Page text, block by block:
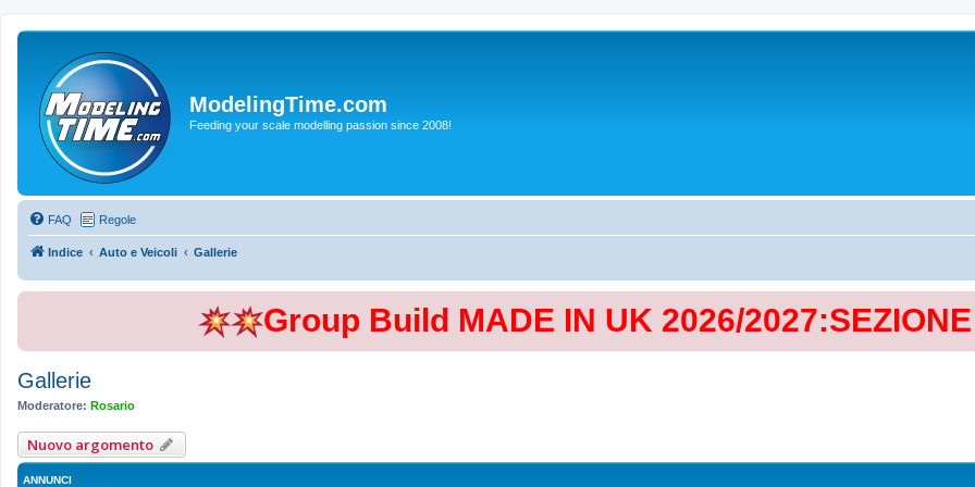
ModelingTime.com
Feeding your scale modelling passion since 2008!
FAQ Regole
Indice Auto e Veicoli Gallerie
Group Build MADE IN UK 2026/
Gallerie
Moderatore: Rosario
Nuovo argomento
ANNUNCI